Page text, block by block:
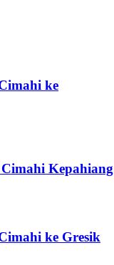
ke
Kepahiang
ke Gresik